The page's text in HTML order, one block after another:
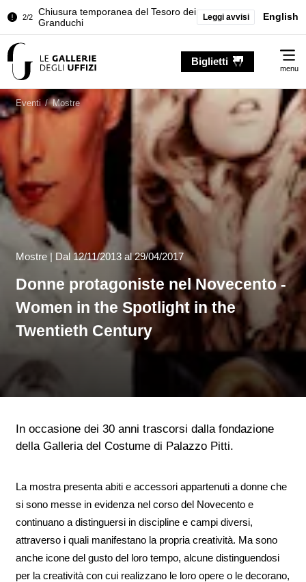
1/2
Palazzo Pitti. Temporanea chiusura
della Sala dell'Iliade
Granduchi
della Sala dell'Iliade
Chiusura temporanea del Tesoro dei
…
Leggi avvisi English
Biglietti
menu
Eventi / Mostre
Mostre | Dal 12/11/2013 al 29/04/2017
Donne protagoniste nel Novecento -
Women in the Spotlight in the
Twentieth Century
In occasione dei 30 anni trascorsi dalla fondazione
della Galleria del Costume di Palazzo Pitti.
La mostra presenta abiti e accessori appartenuti a donne che
si sono messe in evidenza nel corso del Novecento e
continuano a distinguersi in discipline e campi diversi,
attraverso i quali manifestano la propria creatività. Ma sono
anche icone del gusto del loro tempo, alcune distinguendosi
per la creatività con cui realizzano le loro opere o le decorano,